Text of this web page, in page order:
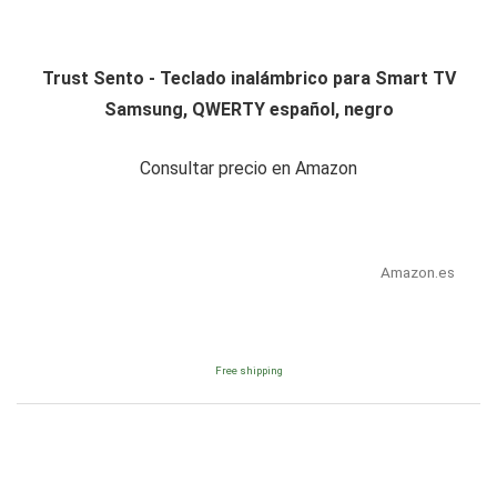
Trust Sento - Teclado inalámbrico para Smart TV
Samsung, QWERTY español, negro
Consultar precio en Amazon
Amazon.es
Free shipping